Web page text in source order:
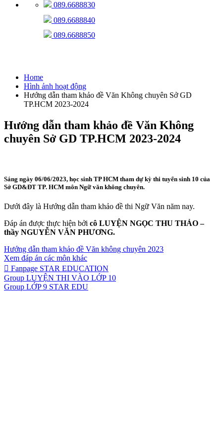
089.6688830
089.6688840
089.6688850
Home
Hình ảnh hoạt động
Hướng dẫn tham khảo đề Văn Không chuyên Sở GD
TP.HCM 2023-2024
Hướng dẫn tham khảo đề Văn Không
chuyên Sở GD TP.HCM 2023-2024
Sáng ngày 06/06/2023, học sinh TP HCM tham dự kỳ thi tuyển sinh 10 của
Sở GD&ĐT TP. HCM môn Ngữ văn không chuyên.
Dưới đây là Hướng dẫn tham khảo đề thi Ngữ Văn năm nay.
Đáp án được thực hiện bởi cô LUYỆN NGỌC THU THẢO –
thầy NGUYỄN VĂN PHƯƠNG.
Hướng dẫn tham khảo đề Văn không chuyên 2023
Xem đáp án các môn khác
Fanpage STAR EDUCATION
Group LUYỆN THI VÀO LỚP 10
Group LỚP 9 STAR EDU